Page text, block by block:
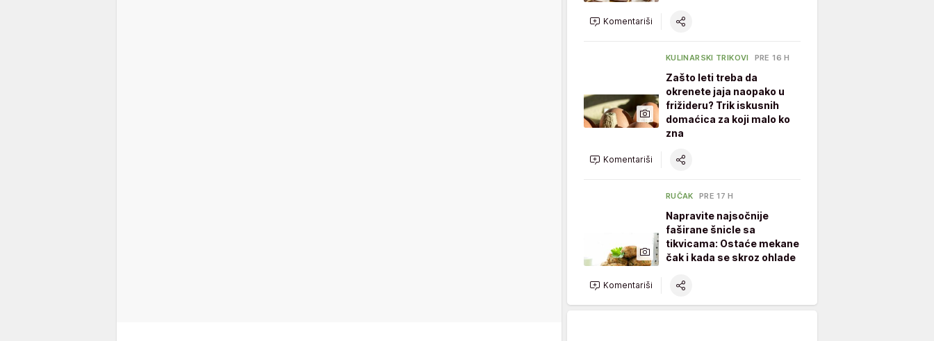
Komentariši
KULINARSKI TRIKOVI PRE 16 H
Zašto leti treba da
okrenete jaja naopako u
frižideru? Trik iskusnih
domaćica za koji malo ko
zna
Komentariši
RUČAK PRE 17 H
Napravite najsočnije
faširane šnicle sa
tikvicama: Ostaće mekane
čak i kada se skroz ohlade
Komentariši